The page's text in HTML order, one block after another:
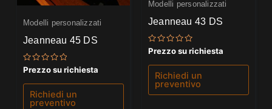
Modelli personalizzati
Jeanneau 45 DS
Valutato
0
su
Prezzo su richiesta
Richiedi un
preventivo
Modelli personalizzati
Jeanneau 43 DS
Valutato
0
su
Prezzo su richiesta
Richiedi un
preventivo